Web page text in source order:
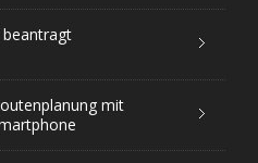
beantragt
mit